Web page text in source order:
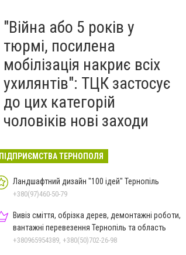
"Війна або 5 років у
тюрмі, посилена
мобілізація накриє всіх
ухилянтів": ТЦК застосує
до цих категорій
чоловіків нові заходи
ПІДПРИЄМСТВА ТЕРНОПОЛЯ
Ландшафтний дизайн "100 ідей" Тернопіль
+380(97)460-50-79
Вивіз сміття, обрізка дерев, демонтажні роботи,
вантажні перевезення Тернопіль та область
+380965954389, +380(50)702-26-98